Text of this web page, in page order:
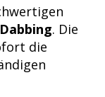
Dabbing. Die
die